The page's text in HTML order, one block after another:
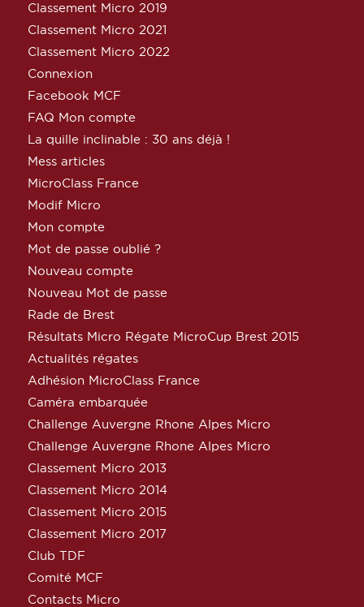
Classement Micro 2019
Classement Micro 2021
Classement Micro 2022
Connexion
Facebook MCF
FAQ Mon compte
La quille inclinable : 30 ans déjà !
Mess articles
MicroClass France
Modif Micro
Mon compte
Mot de passe oublié ?
Nouveau compte
Nouveau Mot de passe
Rade de Brest
Résultats Micro Régate MicroCup Brest 2015
Actualités régates
Adhésion MicroClass France
Caméra embarquée
Challenge Auvergne Rhone Alpes Micro
Challenge Auvergne Rhone Alpes Micro
Classement Micro 2013
Classement Micro 2014
Classement Micro 2015
Classement Micro 2017
Club TDF
Comité MCF
Contacts Micro